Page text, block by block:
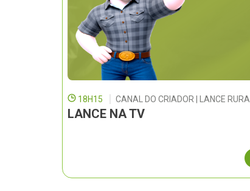
18H15 CANAL DO CRIADOR | LANCE RURAL
LANCE NA TV